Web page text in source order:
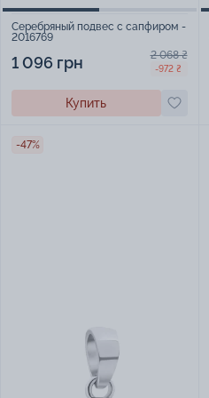
Серебряный подвес с сапфиром -
2016769
1 096 грн 2 068 ₴
-972 ₴
Купить
-47%